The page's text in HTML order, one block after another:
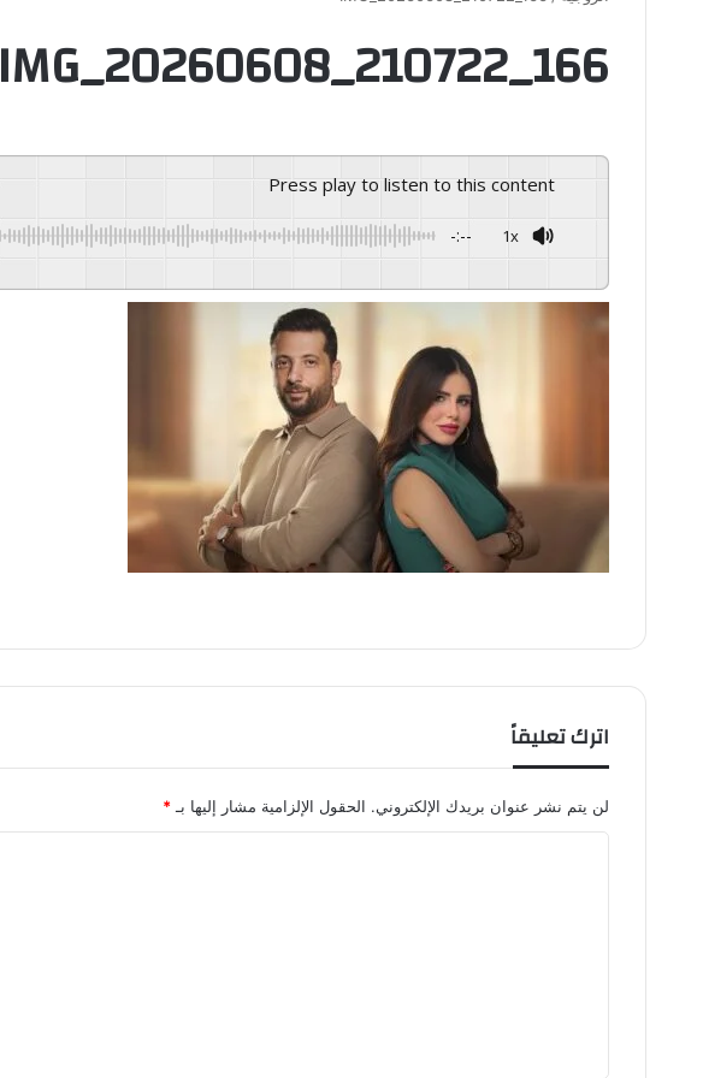
IMG_20260608_210722_166
Press play to listen to this content
-:-- 1x
اترك تعليقاً
لن يتم نشر عنوان بريدك الإلكتروني. الحقول الإلزامية مشار إليها بـ *